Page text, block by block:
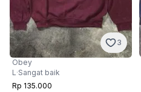
3
Obey
L ·Sangat baik
Rp 135.000